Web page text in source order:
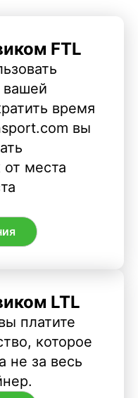
FTL
вашей
время
вы
от места
LTL
платите
которое
не за весь